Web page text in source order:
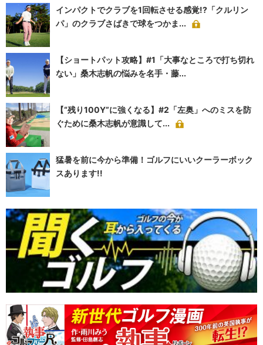
インパクトでクラブを1回転させる感覚!?「クルリン
パ」のクラブさばきで球をつかま...
【ショートパット攻略】#1「大事なところで打ち切れ
ない」桑木志帆の悩みを名手・藤...
【“残り100Y”に強くなる】#2「左奥」へのミスを防
ぐために桑木志帆が意識して...
猛暑を前に今から準備！ゴルフにいいクーラーボック
スあります!!